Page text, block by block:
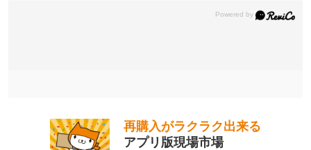
再購入がラクラク出来る
アプリ版現場市場